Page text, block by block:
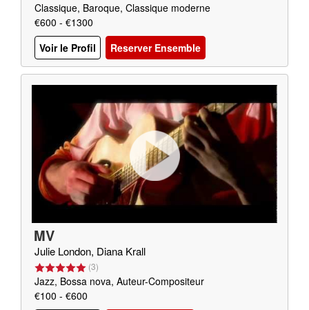
Classique, Baroque, Classique moderne
€600 - €1300
Voir le Profil
Reserver Ensemble
MV
Julie London, Diana Krall
(3)
Jazz, Bossa nova, Auteur-Compositeur
€100 - €600